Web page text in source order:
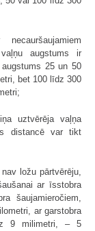
augstums ir
25 un 50
bet 100 līdz 300
uztvērēja vaļņa
distancē var tikt
ložu pārtvērēju,
ar īsstobra
šaujamieročiem,
ar garstobra
9 milimetri, – 5